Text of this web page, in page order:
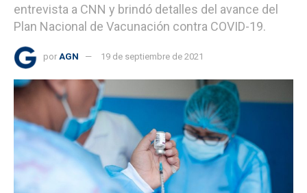
entrevista a CNN y brindó detalles del avance del
Plan Nacional de Vacunación contra COVID-19.
por AGN 19 de septiembre de 2021